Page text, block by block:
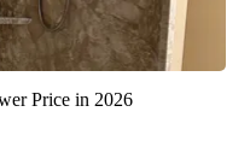
Price in 2026